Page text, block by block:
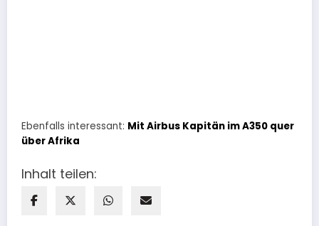
Ebenfalls interessant: Mit Airbus Kapitän im A350 quer
über Afrika
Inhalt teilen: